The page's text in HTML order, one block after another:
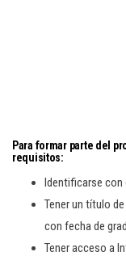
Para formar parte del
requisitos:
Identificarse con
Tener un título
con fecha de
Tener acceso a